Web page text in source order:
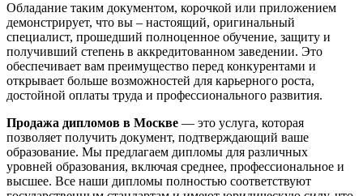
Обладание таким документом, корочкой или приложением
демонстрирует, что вы – настоящий, оригинальный
специалист, прошедший полноценное обучение, защиту и
получивший степень в аккредитованном заведении. Это
обеспечивает вам преимущество перед конкурентами и
открывает больше возможностей для карьерного роста,
достойной оплаты труда и профессионального развития.
Продажа дипломов в Москве — это услуга, которая
позволяет получить документ, подтверждающий ваше
образование. Мы предлагаем дипломы для различных
уровней образования, включая среднее, профессиональное и
высшее. Все наши дипломы полностью соответствуют